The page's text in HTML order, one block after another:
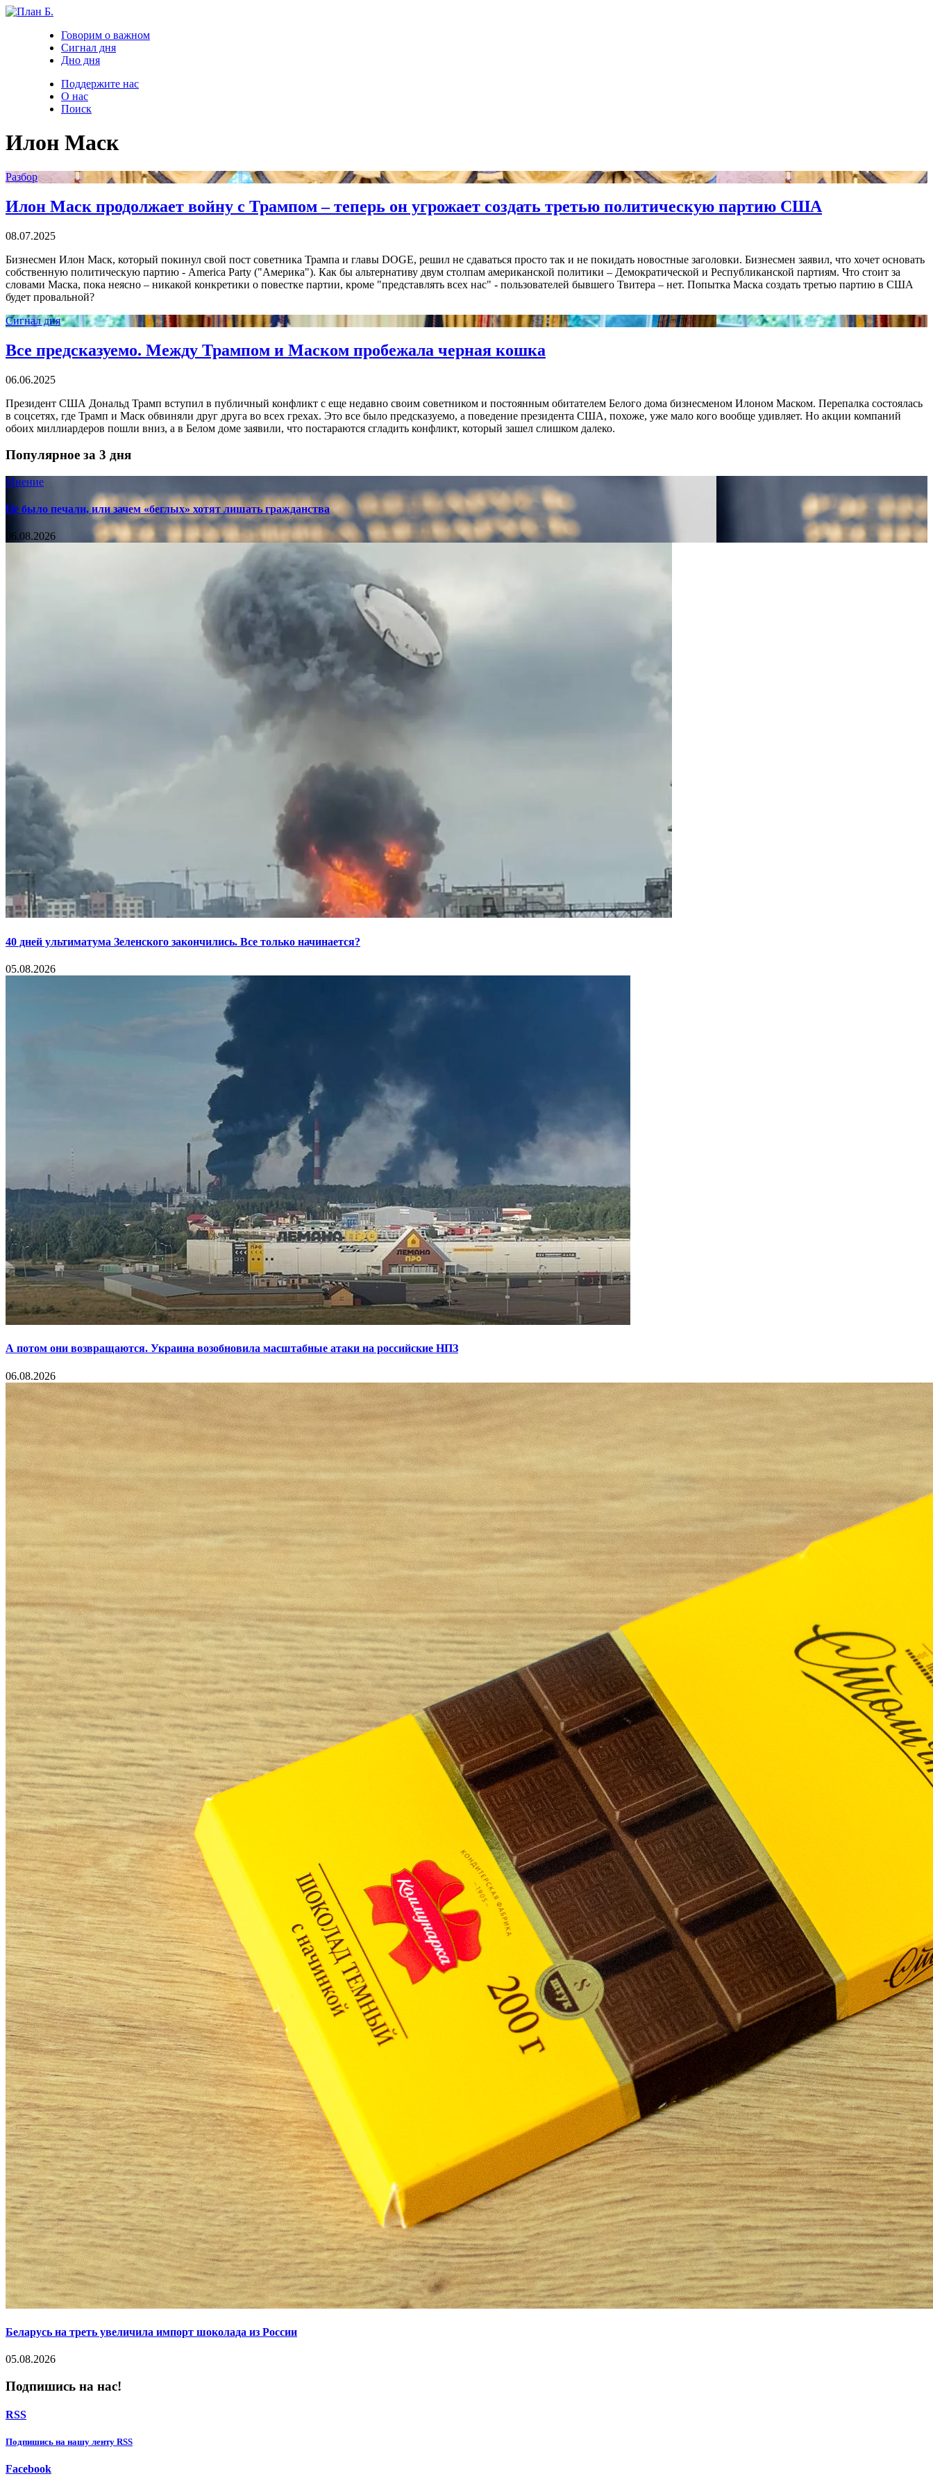
Говорим о важном
Сигнал дня
Дно дня
Поддержите нас
О нас
Поиск
Илон Маск
Разбор
Илон Маск продолжает войну с Трампом – теперь он угрожает создать третью политическую партию США
08.07.2025
Бизнесмен Илон Маск, который покинул свой пост советника Трампа и главы DOGE, решил не сдаваться просто так и не покидать новостные заголовки. Бизнесмен заявил, что хочет основать
собственную политическую партию - America Party ("Америка"). Как бы альтернативу двум столпам американской политики – Демократической и Республиканской партиям. Что стоит за
словами Маска, пока неясно – никакой конкретики о повестке партии, кроме "представлять всех нас" - пользователей бывшего Твитера – нет. Попытка Маска создать третью партию в США
будет провальной?
Сигнал дня
Все предсказуемо. Между Трампом и Маском пробежала черная кошка
06.06.2025
Президент США Дональд Трамп вступил в публичный конфликт с еще недавно своим советником и постоянным обитателем Белого дома бизнесменом Илоном Маском. Перепалка состоялась
в соцсетях, где Трамп и Маск обвиняли друг друга во всех грехах. Это все было предсказуемо, а поведение президента США, похоже, уже мало кого вообще удивляет. Но акции компаний
обоих миллиардеров пошли вниз, а в Белом доме заявили, что постараются сгладить конфликт, который зашел слишком далеко.
Популярное за 3 дня
Мнение
Не было печали, или зачем «беглых» хотят лишать гражданства
06.08.2026
40 дней ультиматума Зеленского закончились. Все только начинается?
05.08.2026
А потом они возвращаются. Украина возобновила масштабные атаки на российские НПЗ
06.08.2026
Беларусь на треть увеличила импорт шоколада из России
05.08.2026
Подпишись на нас!
RSS
Подпишиcь на нашу ленту RSS
Facebook